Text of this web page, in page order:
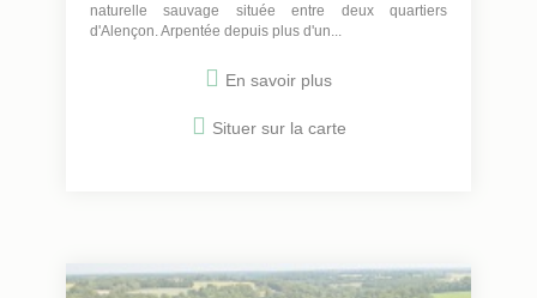
naturelle sauvage située entre deux quartiers
d'Alençon. Arpentée depuis plus d'un...
En savoir plus
Situer sur la carte